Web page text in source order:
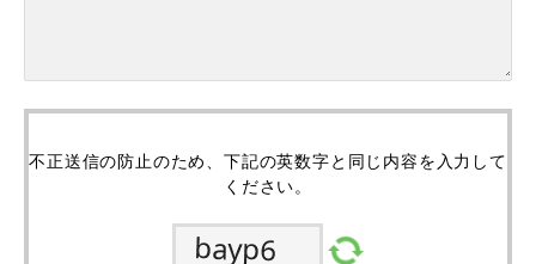
不正送信の防止のため、下記の英数字と同じ内容を入力して
ください。